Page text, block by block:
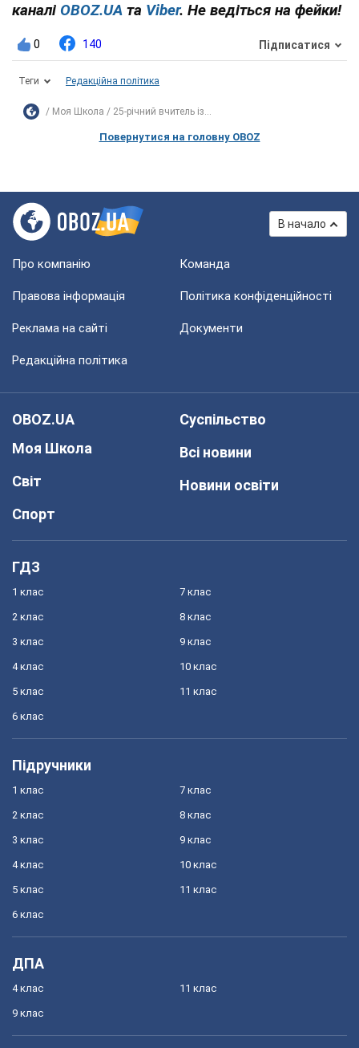
каналі OBOZ.UA та Viber. Не ведіться на фейки!
0 140 Підписатися
Теги Редакційна політика
Моя Школа 25-річний вчитель із...
Повернутися на головну OBOZ
В начало
Про компанію Команда
Правова інформація Політика конфіденційності
Реклама на сайті Документи
Редакційна політика
OBOZ.UA
Моя Школа
Світ
Спорт
Суспільство
Всі новини
Новини освіти
ГДЗ
1 клас
2 клас
3 клас
4 клас
5 клас
6 клас
7 клас
8 клас
9 клас
10 клас
11 клас
Підручники
1 клас
2 клас
3 клас
4 клас
5 клас
6 клас
7 клас
8 клас
9 клас
10 клас
11 клас
ДПА
4 клас
9 клас
11 клас